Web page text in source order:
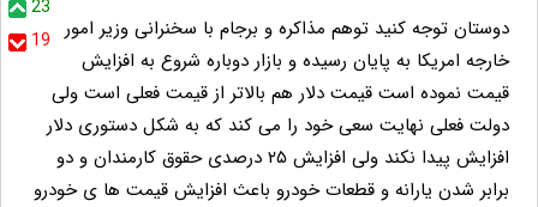
23
19 دوستان توجه کنید توهم مذاکره و برجام با سخنرانی وزیر امور
خارجه امریکا به پایان رسیده و بازار دوباره شروع به افزایش
قیمت نموده است قیمت دلار هم بالاتر از قیمت فعلی است ولی
دولت فعلی نهایت سعی خود را می کند که به شکل دستوری دلار
افزایش پیدا نکند ولی افزایش ۲۵ درصدی حقوق کارمندان و دو
برابر شدن یارانه و قطعات خودرو باعث افزایش قیمت ها ی خودرو